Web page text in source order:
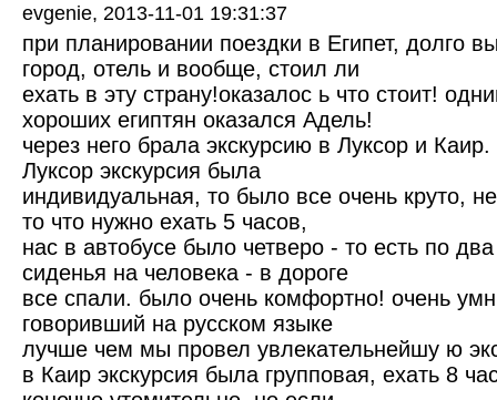
evgenie, 2013-11-01 19:31:37
при планировании поездки в Египет, долго
город, отель и вообще, стоил ли
ехать в эту страну!оказалос ь что стоит!
хороших египтян оказался Адель!
через него брала экскурсию в Луксор и Каир.
Луксор экскурсия была
индивидуальная, то было все очень круто,
то что нужно ехать 5 часов,
нас в автобусе было четверо - то есть по
сиденья на человека - в дороге
все спали. было очень комфортно! очень
говоривший на русском языке
лучше чем мы провел увлекательнейшу ю
в Каир экскурсия была групповая, ехать 8